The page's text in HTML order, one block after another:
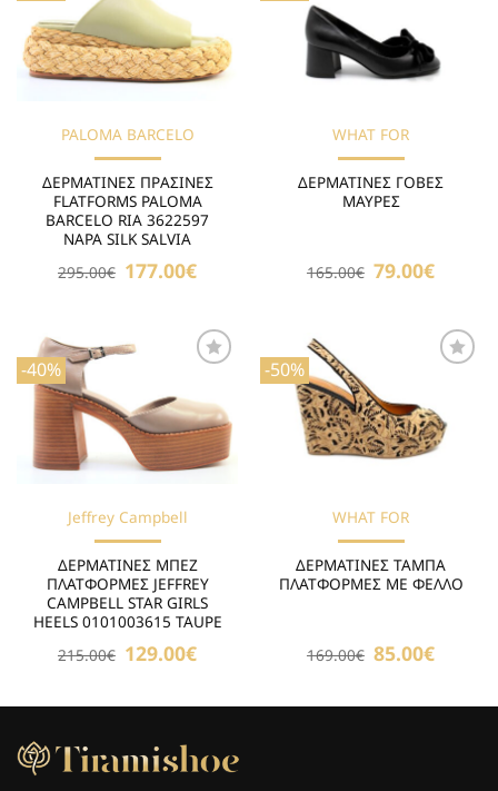
στη Λίστα
Επιθυμιών
PALOMA BARCELO
ΔΕΡΜΑΤΙΝΕΣ ΠΡΑΣΙΝΕΣ
FLATFORMS PALOMA
BARCELO RIA 3622597
NAPA SILK SALVIA
295.00€ Original
price
177.00€Η
τρέχουσα
177.00€.
Επιθυμιών
WHAT FOR
ΔΕΡΜΑΤΙΝΕΣ ΓΟΒΕΣ
ΜΑΥΡΕΣ
165.00€ Original
price
79.00€Η
79.00€.
-40%
στη Λίστα
Επιθυμιών
Jeffrey Campbell
ΔΕΡΜΑΤΙΝΕΣ ΜΠΕΖ
ΠΛΑΤΦΟΡΜΕΣ JEFFREY
CAMPBELL STAR GIRLS
HEELS 0101003615 TAUPE
215.00€ Original
price
129.00€Η
τρέχουσα
129.00€.
-50%
Επιθυμιών
WHAT FOR
ΔΕΡΜΑΤΙΝΕΣ ΤΑΜΠΑ
ΠΛΑΤΦΟΡΜΕΣ ΜΕ ΦΕΛΛΟ
169.00€ Original
price
85.00€Η
85.00€.